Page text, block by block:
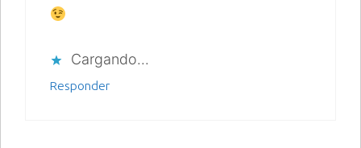
Cargando...
Responder